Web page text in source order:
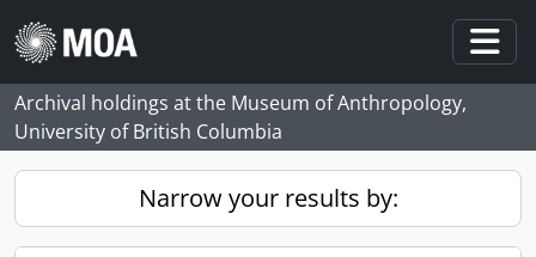
Skip to main content
Archival holdings at the Museum of Anthropology,
University of British Columbia
Narrow your results by: